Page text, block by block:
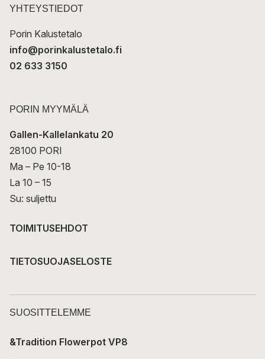
t
YHTEYSTIEDOT
Porin Kalustetalo
info@porinkalustetalo.fi
02 633 3150
PORIN MYYMÄLÄ
Gallen-Kallelankatu 20
28100 PORI
Ma – Pe 10-18
La 10 – 15
Su: suljettu
TOIMITUSEHDOT
TIETOSUOJASELOSTE
SUOSITTELEMME
&Tradition Flowerpot VP8